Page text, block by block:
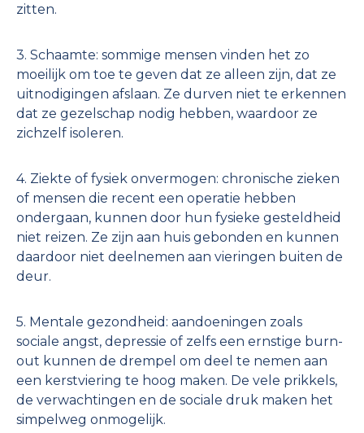
zitten.
3. Schaamte: sommige mensen vinden het zo
moeilijk om toe te geven dat ze alleen zijn, dat ze
uitnodigingen afslaan. Ze durven niet te erkennen
dat ze gezelschap nodig hebben, waardoor ze
zichzelf isoleren.
4. Ziekte of fysiek onvermogen: chronische zieken
of mensen die recent een operatie hebben
ondergaan, kunnen door hun fysieke gesteldheid
niet reizen. Ze zijn aan huis gebonden en kunnen
daardoor niet deelnemen aan vieringen buiten de
deur.
5. Mentale gezondheid: aandoeningen zoals
sociale angst, depressie of zelfs een ernstige burn-
out kunnen de drempel om deel te nemen aan
een kerstviering te hoog maken. De vele prikkels,
de verwachtingen en de sociale druk maken het
simpelweg onmogelijk.